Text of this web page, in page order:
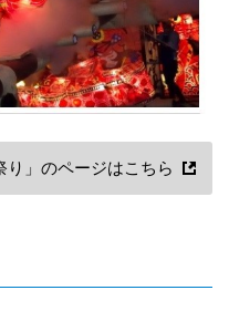
」のページはこちら